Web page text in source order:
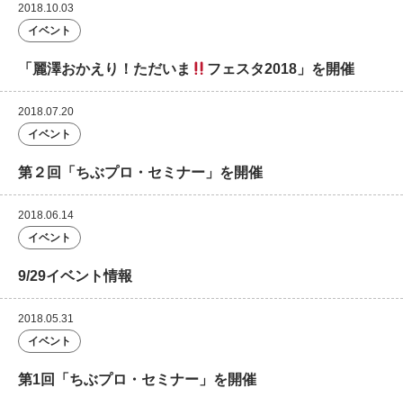
2018.10.03
イベント
「麗澤おかえり！ただいま フェスタ2018」を開催
2018.07.20
イベント
第２回「ちぶプロ・セミナー」を開催
2018.06.14
イベント
9/29イベント情報
2018.05.31
イベント
第1回「ちぶプロ・セミナー」を開催